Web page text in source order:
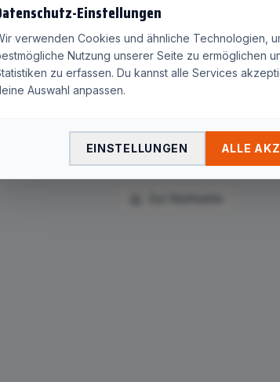
Seite nicht gefunden
Die Seite "pyur/rocket-internet-wird-
columbus-immense-anteile-gekauft/
Startseite weitergeleitet.
Einstellungen
verwenden Cookies und ähnliche Technologien,
Nutzung unserer Seite zu ermöglichen
zu erfassen. Du kannst alle Services
Auswahl anpassen.
EINSTELLUNGEN ALLE